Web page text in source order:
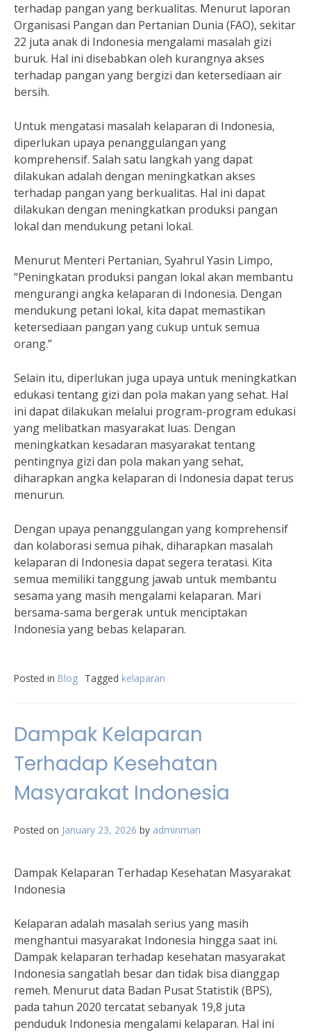
terhadap pangan yang berkualitas. Menurut laporan
Organisasi Pangan dan Pertanian Dunia (FAO), sekitar
22 juta anak di Indonesia mengalami masalah gizi
buruk. Hal ini disebabkan oleh kurangnya akses
terhadap pangan yang bergizi dan ketersediaan air
bersih.
Untuk mengatasi masalah kelaparan di Indonesia,
diperlukan upaya penanggulangan yang
komprehensif. Salah satu langkah yang dapat
dilakukan adalah dengan meningkatkan akses
terhadap pangan yang berkualitas. Hal ini dapat
dilakukan dengan meningkatkan produksi pangan
lokal dan mendukung petani lokal.
Menurut Menteri Pertanian, Syahrul Yasin Limpo,
“Peningkatan produksi pangan lokal akan membantu
mengurangi angka kelaparan di Indonesia. Dengan
mendukung petani lokal, kita dapat memastikan
ketersediaan pangan yang cukup untuk semua
orang.”
Selain itu, diperlukan juga upaya untuk meningkatkan
edukasi tentang gizi dan pola makan yang sehat. Hal
ini dapat dilakukan melalui program-program edukasi
yang melibatkan masyarakat luas. Dengan
meningkatkan kesadaran masyarakat tentang
pentingnya gizi dan pola makan yang sehat,
diharapkan angka kelaparan di Indonesia dapat terus
menurun.
Dengan upaya penanggulangan yang komprehensif
dan kolaborasi semua pihak, diharapkan masalah
kelaparan di Indonesia dapat segera teratasi. Kita
semua memiliki tanggung jawab untuk membantu
sesama yang masih mengalami kelaparan. Mari
bersama-sama bergerak untuk menciptakan
Indonesia yang bebas kelaparan.
Posted in Blog Tagged kelaparan
Dampak Kelaparan
Terhadap Kesehatan
Masyarakat Indonesia
Posted on January 23, 2026 by adminman
Dampak Kelaparan Terhadap Kesehatan Masyarakat
Indonesia
Kelaparan adalah masalah serius yang masih
menghantui masyarakat Indonesia hingga saat ini.
Dampak kelaparan terhadap kesehatan masyarakat
Indonesia sangatlah besar dan tidak bisa dianggap
remeh. Menurut data Badan Pusat Statistik (BPS),
pada tahun 2020 tercatat sebanyak 19,8 juta
penduduk Indonesia mengalami kelaparan. Hal ini